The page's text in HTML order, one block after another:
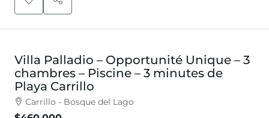
Villa Palladio – Opportunité Unique – 3
chambres – Piscine – 3 minutes de
Playa Carrillo
Carrillo - Bosque del Lago